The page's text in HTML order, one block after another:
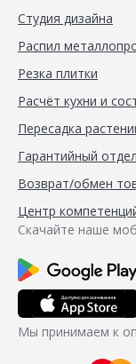
Студия дизайна
Распил
Резка плитки
Расчёт кухни и
Пересадка
Гарантийный отдел
Возврат/обмен
Центр
Скачайте наше
Мы принимаем к